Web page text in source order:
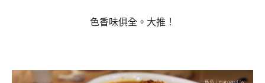
色香味俱全。大推！